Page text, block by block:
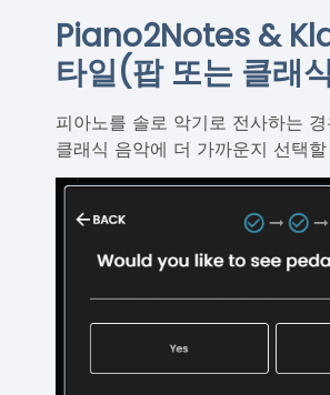
Piano2Notes &
타일(팝 또는 클래
피아노를 솔로 악기로 전사하는
클래식 음악에 더 가까운지 선택